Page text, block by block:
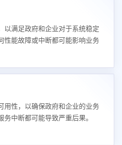
以满足政府和企业对于系统稳定
性能故障或中断都可能影响业务
用性，以确保政府和企业的业务
中断都可能导致严重后果。